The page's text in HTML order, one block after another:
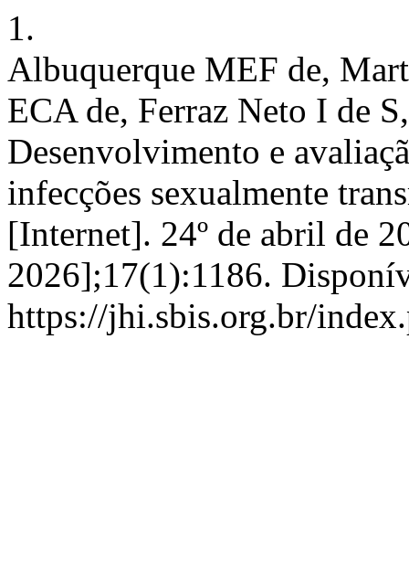
1.
Albuquerque MEF de,
ECA de, Ferraz Neto I de
Desenvolvimento e
infecções sexualmente
[Internet]. 24º de abril de
2026];17(1):1186.
https://jhi.sbis.org.br/